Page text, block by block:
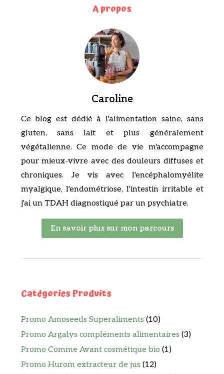
A propos
Caroline
Ce blog est dédié à l'alimentation saine, sans
gluten, sans lait et plus généralement
végétalienne. Ce mode de vie m'accompagne
pour mieux-vivre avec des douleurs diffuses et
chroniques. Je vis avec l'encéphalomyélite
myalgique, l'endométriose, l'intestin irritable et
j'ai un TDAH diagnostiqué par un psychiatre.
En savoir plus sur mon parcours
Catégories Produits
Promo Amoseeds Superaliments (10)
Promo Argalys compléments alimentaires (3)
Promo Comme Avant cosmétique bio (1)
Promo Hurom extracteur de jus (12)